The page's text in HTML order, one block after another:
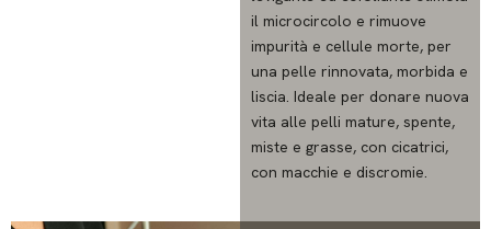
il microcircolo e rimuove
impurità e cellule morte, per
una pelle rinnovata, morbida e
liscia. Ideale per donare nuova
vita alle pelli mature, spente,
miste e grasse, con cicatrici,
con macchie e discromie.